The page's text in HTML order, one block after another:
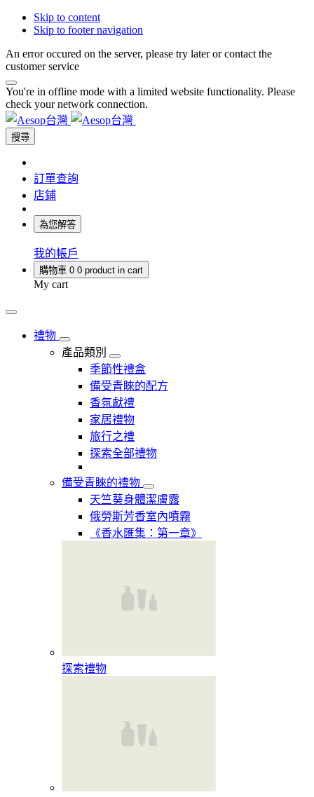
Skip to content
Skip to footer navigation
An error occured on the server, please try later or contact the
customer service
You're in offline mode with a limited website functionality. Please
check your network connection.
搜尋
訂單查詢
店鋪
為您解答
我的帳戶
購物車 0 0 product in cart
My cart
禮物
產品類別
季節性禮盒
備受青睞的配方
香氛獻禮
家居禮物
旅行之禮
探索全部禮物
備受青睞的禮物
天竺葵身體潔膚露
俄勞斯芳香室內噴霧
《香水匯集：第一章》​
探索禮物